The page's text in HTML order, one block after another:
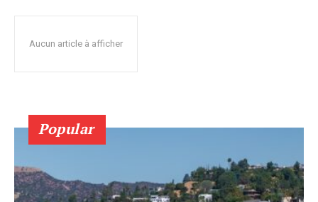
Aucun article à afficher
Popular